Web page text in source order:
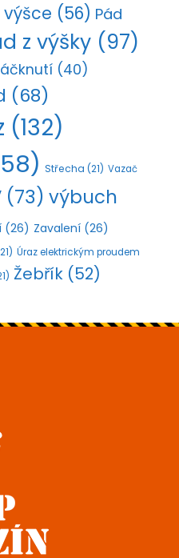
(56) Pád
z výšky (97)
(40)
(68)
(132)
Střecha (21) Vazač
(73) výbuch
(26) Zavalení (26)
Úraz elektrickým proudem
Žebřík (52)